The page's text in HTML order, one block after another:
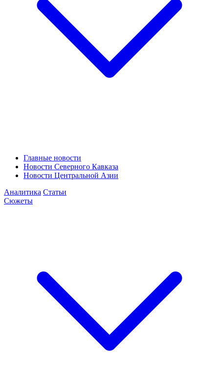
Главные новости
Новости Северного Кавказа
Новости Центральной Азии
Аналитика Статьи
Сюжеты